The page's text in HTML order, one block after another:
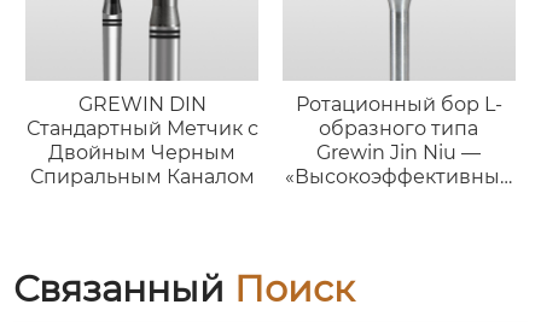
GREWIN DIN
Стандартный Метчик с
Двойным Черным
Спиральным Каналом
Ротационный бор L-
образного типа
Grewin Jin Niu —
«Высокоэффективный
Связанный Поиск